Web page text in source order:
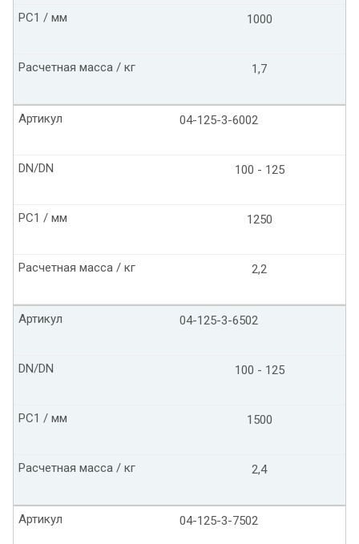
1000
PC1 / мм
1,7
Расчетная масса / кг
04-125-3-6002
Артикул
100 - 125
DN/DN
1250
PC1 / мм
2,2
Расчетная масса / кг
04-125-3-6502
Артикул
100 - 125
DN/DN
1500
PC1 / мм
2,4
Расчетная масса / кг
04-125-3-7502
Артикул